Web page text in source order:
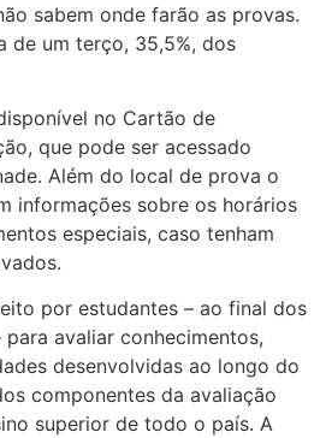
sabem onde farão as provas.
de um terço, 35,5%, dos
no Cartão de
que pode ser acessado
Além do local de prova o
informações sobre os horários
especiais, caso tenham
por estudantes – ao final dos
avaliar conhecimentos,
desenvolvidas ao longo do
componentes da avaliação
superior de todo o país. A